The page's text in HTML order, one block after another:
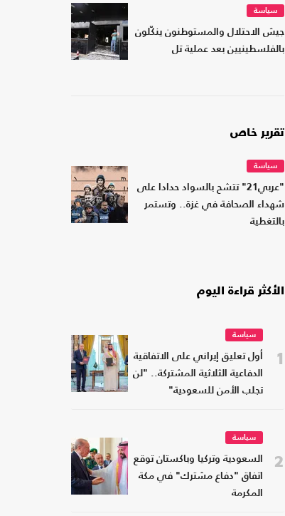
سياسة
جيش الاحتلال والمستوطنون ينكّلون
بالفلسطينيين بعد عملية تل
تقرير خاص
سياسة
"عربي21" تتشح بالسواد حدادا على
شهداء الصحافة في غزة.. وتستمر
بالتغطية
الأكثر قراءة اليوم
1
سياسة
أول تعليق إيراني على الاتفاقية
الدفاعية الثلاثية المشتركة.. "لن
تجلب الأمن للسعودية"
2
سياسة
السعودية وتركيا وباكستان توقع
اتفاق "دفاع مشترك" في مكة
المكرمة